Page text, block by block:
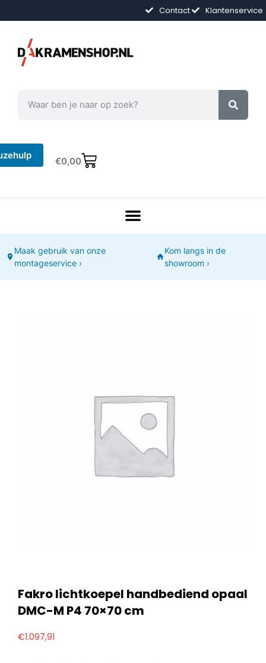
Contact Klantenservice
€0,00
Maak gebruik van onze
montageservice ›
Kom langs in de
showroom ›
Fakro lichtkoepel handbediend opaal
DMC-M P4 70×70 cm
€1.097,91